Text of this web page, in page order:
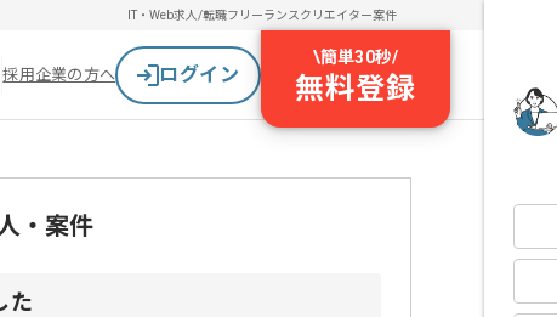
IT・Web求人/転職フリーランスクリエイター案件
採用企業の方へ ログイン
\簡単30秒/
無料登録
・案件
た